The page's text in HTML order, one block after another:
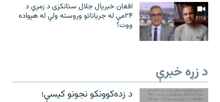
افغان خبریال جلال ستانکزی د زمري د
۲۴مې له جریاناتو وروسته ولې له هېواده
ووت؟
د زړه خبرې
د زده‌کوونکو نجونو کیسې؛